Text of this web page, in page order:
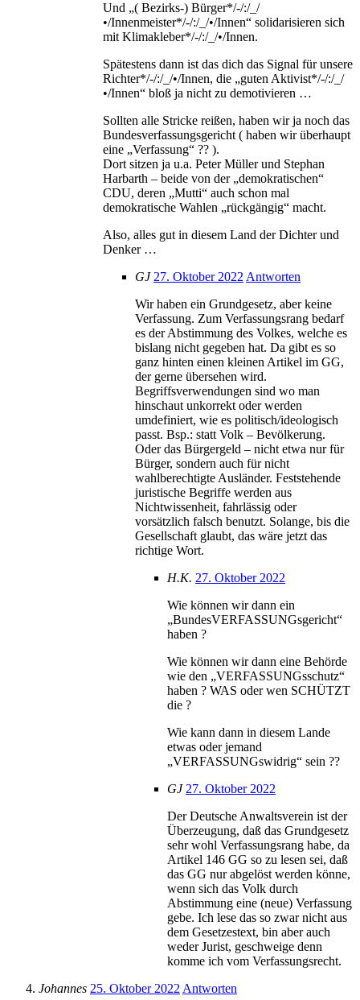
Und „( Bezirks-) Bürger*/-/:/_/
•/Innenmeister*/-/:/_/•/Innen“ solidarisieren sich
mit Klimakleber*/-/:/_/•/Innen.
Spätestens dann ist das dich das Signal für unsere
Richter*/-/:/_/•/Innen, die „guten Aktivist*/-/:/_/
•/Innen“ bloß ja nicht zu demotivieren …
Sollten alle Stricke reißen, haben wir ja noch das
Bundesverfassungsgericht ( haben wir überhaupt
eine „Verfassung“ ?? ).
Dort sitzen ja u.a. Peter Müller und Stephan
Harbarth – beide von der „demokratischen“
CDU, deren „Mutti“ auch schon mal
demokratische Wahlen „rückgängig“ macht.
Also, alles gut in diesem Land der Dichter und
Denker …
GJ 27. Oktober 2022Antworten
Wir haben ein Grundgesetz, aber keine
Verfassung. Zum Verfassungsrang bedarf
es der Abstimmung des Volkes, welche es
bislang nicht gegeben hat. Da gibt es so
ganz hinten einen kleinen Artikel im GG,
der gerne übersehen wird.
Begriffsverwendungen sind wo man
hinschaut unkorrekt oder werden
umdefiniert, wie es politisch/ideologisch
passt. Bsp.: statt Volk – Bevölkerung.
Oder das Bürgergeld – nicht etwa nur für
Bürger, sondern auch für nicht
wahlberechtigte Ausländer. Feststehende
juristische Begriffe werden aus
Nichtwissenheit, fahrlässig oder
vorsätzlich falsch benutzt. Solange, bis die
Gesellschaft glaubt, das wäre jetzt das
richtige Wort.
H.K. 27. Oktober 2022
Wie können wir dann ein
„BundesVERFASSUNGsgericht“
haben ?
Wie können wir dann eine Behörde
wie den „VERFASSUNGsschutz“
haben ? WAS oder wen SCHÜTZT
die ?
Wie kann dann in diesem Lande
etwas oder jemand
„VERFASSUNGswidrig“ sein ??
GJ 27. Oktober 2022
Der Deutsche Anwaltsverein ist der
Überzeugung, daß das Grundgesetz
sehr wohl Verfassungsrang habe, da
Artikel 146 GG so zu lesen sei, daß
das GG nur abgelöst werden könne,
wenn sich das Volk durch
Abstimmung eine (neue) Verfassung
gebe. Ich lese das so zwar nicht aus
dem Gesetzestext, bin aber auch
weder Jurist, geschweige denn
komme ich vom Verfassungsrecht.
Johannes 25. Oktober 2022Antworten